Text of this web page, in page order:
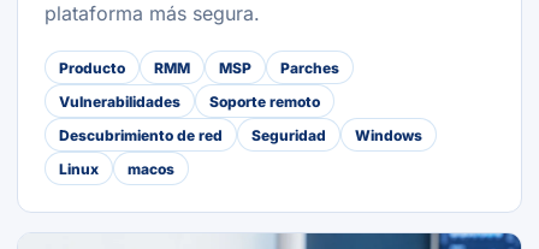
plataforma más segura.
Producto RMM MSP
Parches
Vulnerabilidades
Soporte remoto
Descubrimiento de red
Seguridad
Windows
Linux
macos